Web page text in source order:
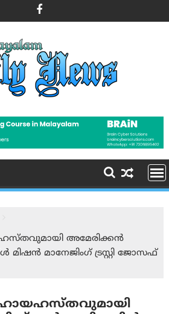
അമേരിക്കൻ
മിഷൻ മാനേജിംഗ് ട്രസ്റ്റി ജോസഫ്